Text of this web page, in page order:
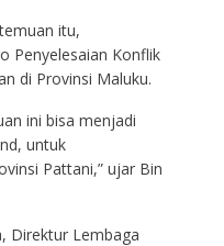
itu,
Penyelesaian Konflik
di Provinsi Maluku.
ini bisa menjadi
untuk
Pattani,” ujar Bin
Direktur Lembaga